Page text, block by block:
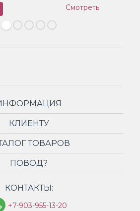
Смотреть
КЛИЕНТУ
ТОВАРОВ
ПОВОД?
КОНТАКТЫ:
+7-903-955-13-20